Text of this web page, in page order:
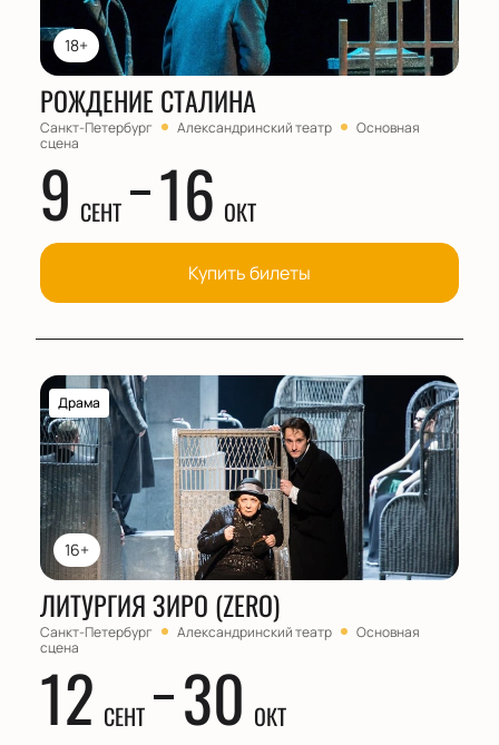
18+
РОЖДЕНИЕ СТАЛИНА
Санкт-Петербург Александринский театр
Основная
сцена
9 СЕНТ 16 ОКТ
Купить билеты
16+
Драма
ЛИТУРГИЯ ЗИРО (ZERO)
Санкт-Петербург Александринский театр
Основная
сцена
12 СЕНТ 30 ОКТ